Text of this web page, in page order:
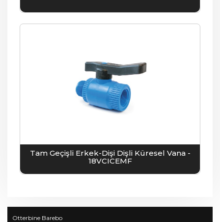
Tam Geçişli Erkek-Dişi Dişli Küresel Vana -
18VCICEMF
Otterbine Barebo